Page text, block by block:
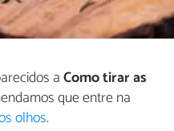
aComo tirar as
que entre na
olhos.